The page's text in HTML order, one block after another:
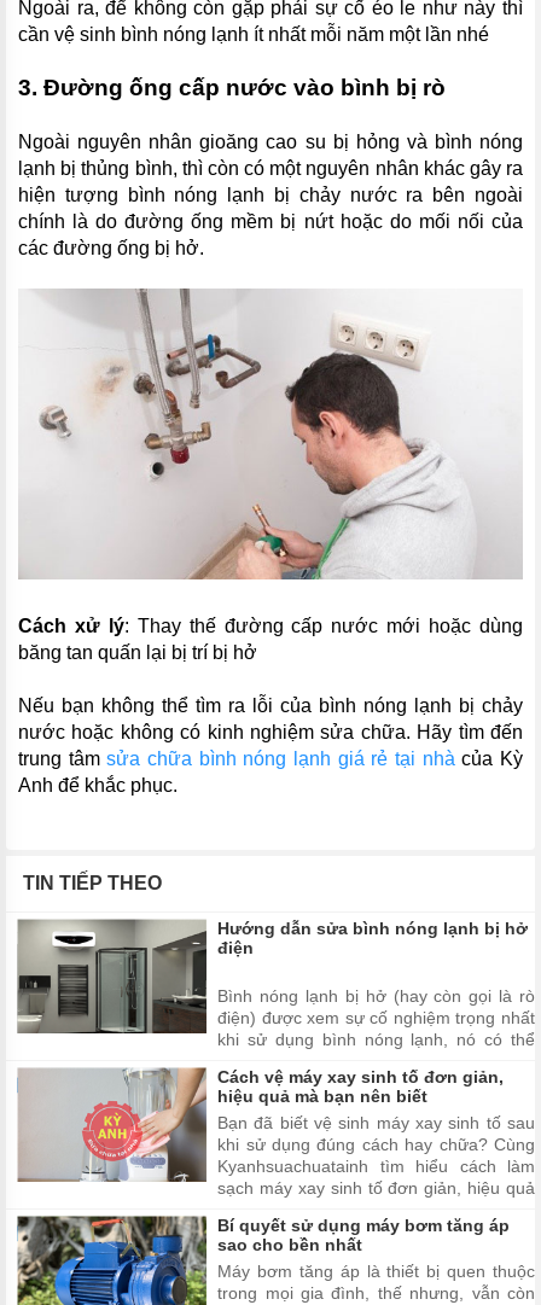
Ngoài ra, để không còn gặp phải sự cố éo le như này thì
cần vệ sinh bình nóng lạnh ít nhất mỗi năm một lần nhé
3. Đường ống cấp nước vào bình bị rò
Ngoài nguyên nhân gioăng cao su bị hỏng và bình nóng
lạnh bị thủng bình, thì còn có một nguyên nhân khác gây ra
hiện tượng bình nóng lạnh bị chảy nước ra bên ngoài
chính là do đường ống mềm bị nứt hoặc do mối nối của
các đường ống bị hở.
Cách xử lý: Thay thế đường cấp nước mới hoặc dùng
băng tan quấn lại bị trí bị hở
Nếu bạn không thể tìm ra lỗi của bình nóng lạnh bị chảy
nước hoặc không có kinh nghiệm sửa chữa. Hãy tìm đến
trung tâmsửa chữa bình nóng lạnh giá rẻ tại nhà của Kỳ
Anh để khắc phục.
TIN TIẾP THEO
Hướng dẫn sửa bình nóng lạnh bị hở
điện
Bình nóng lạnh bị hở (hay còn gọi là rò
điện) được xem sự cố nghiệm trọng nhất
khi sử dụng bình nóng lạnh, nó có thể
người sử dụng nếu như không được phát
hiện và sửa chữa kịp thời. Trong bài viết
dướ...
Cách vệ máy xay sinh tố đơn giản,
hiệu quả mà bạn nên biết
Bạn đã biết vệ sinh máy xay sinh tố sau
khi sử dụng đúng cách hay chữa? Cùng
Kyanhsuachuatainh tìm hiểu cách làm
sạch máy xay sinh tố đơn giản, hiệu quả
Bí quyết sử dụng máy bơm tăng áp
sao cho bền nhất
Máy bơm tăng áp là thiết bị quen thuộc
trong mọi gia đình, thế nhưng, vẫn còn